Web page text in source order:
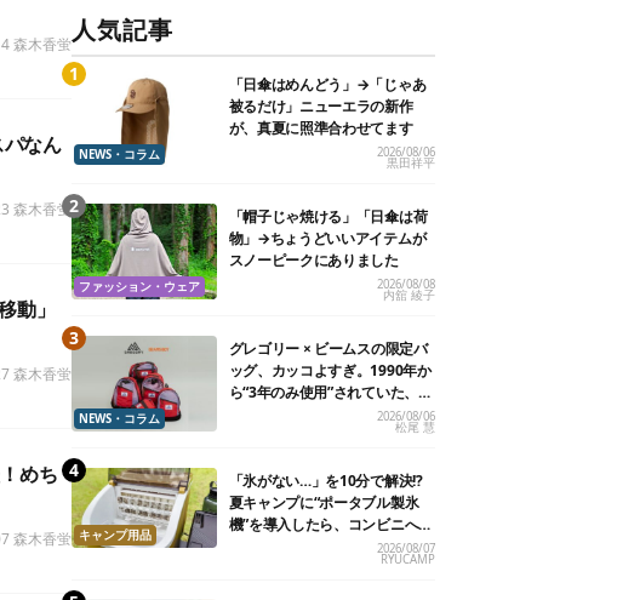
森木香蛍
なん
森木香蛍
動」
森木香蛍
めち
森木香蛍
人気記事
NEWS・コラム
「日傘はめんどう」→「じゃあ
被るだけ」ニューエラの新作
が、真夏に照準合わせてます
2026/08/06
黒田祥平
ファッション・ウェア
「帽子じゃ焼ける」「日傘は荷
物」→ちょうどいいアイテムが
スノーピークにありました
2026/08/08
内舘 綾子
NEWS・コラム
グレゴリー × ビームスの限定バ
ッグ、カッコよすぎ。1990年か
ら“3年のみ使用”されていた、紫
2026/08/06
松尾 慧
キャンプ用品
「氷がない…」を10分で解決!?
夏キャンプに“ポータブル製氷
機”を導入したら、コンビニへ走
2026/08/07
RYUCAMP